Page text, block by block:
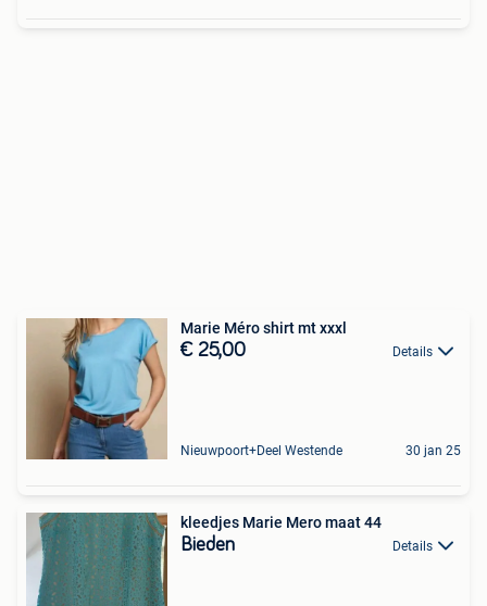
Marie Méro shirt mt xxxl
€ 25,00 Details
Nieuwpoort+Deel Westende 30 jan 25
kleedjes Marie Mero maat 44
Bieden Details